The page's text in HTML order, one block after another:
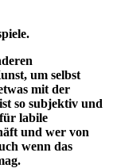
um selbst
mit der
so subjektiv und
labile
und wer von
wenn das